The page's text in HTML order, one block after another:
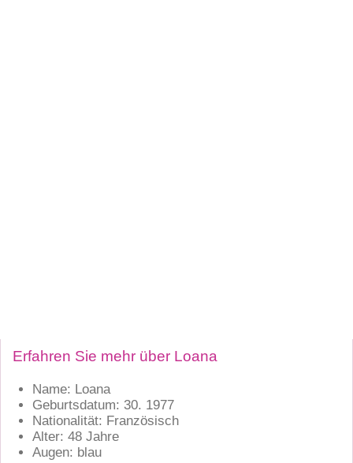
Erfahren Sie mehr über Loana
Name: Loana
Geburtsdatum: 30. 1977
Nationalität: Französisch
Alter: 48 Jahre
Augen: blau